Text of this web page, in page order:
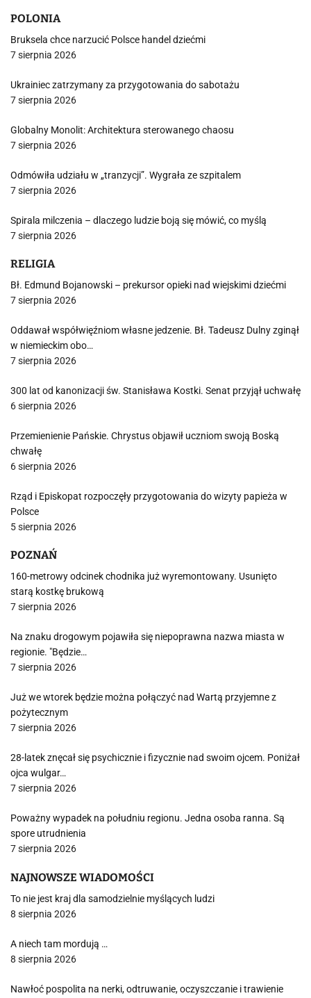
POLONIA
Bruksela chce narzucić Polsce handel dziećmi
7 sierpnia 2026
Ukrainiec zatrzymany za przygotowania do sabotażu
7 sierpnia 2026
Globalny Monolit: Architektura sterowanego chaosu
7 sierpnia 2026
Odmówiła udziału w „tranzycji”. Wygrała ze szpitalem
7 sierpnia 2026
Spirala milczenia – dlaczego ludzie boją się mówić, co myślą
7 sierpnia 2026
RELIGIA
Bł. Edmund Bojanowski – prekursor opieki nad wiejskimi dziećmi
7 sierpnia 2026
Oddawał współwięźniom własne jedzenie. Bł. Tadeusz Dulny zginął
w niemieckim obo…
7 sierpnia 2026
300 lat od kanonizacji św. Stanisława Kostki. Senat przyjął uchwałę
6 sierpnia 2026
Przemienienie Pańskie. Chrystus objawił uczniom swoją Boską
chwałę
6 sierpnia 2026
Rząd i Episkopat rozpoczęły przygotowania do wizyty papieża w
Polsce
5 sierpnia 2026
POZNAŃ
160-metrowy odcinek chodnika już wyremontowany. Usunięto
starą kostkę brukową
7 sierpnia 2026
Na znaku drogowym pojawiła się niepoprawna nazwa miasta w
regionie. "Będzie…
7 sierpnia 2026
Już we wtorek będzie można połączyć nad Wartą przyjemne z
pożytecznym
7 sierpnia 2026
28-latek znęcał się psychicznie i fizycznie nad swoim ojcem. Poniżał
ojca wulgar…
7 sierpnia 2026
Poważny wypadek na południu regionu. Jedna osoba ranna. Są
spore utrudnienia
7 sierpnia 2026
NAJNOWSZE WIADOMOŚCI
To nie jest kraj dla samodzielnie myślących ludzi
8 sierpnia 2026
A niech tam mordują …
8 sierpnia 2026
Nawłoć pospolita na nerki, odtruwanie, oczyszczanie i trawienie